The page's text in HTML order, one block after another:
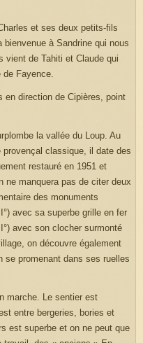
et ses deux petits-fils
à Sandrine qui nous
vient de Tahiti et Claude qui
Fayence.
en direction de Cipières, point
la vallée du Loup. Au
classique, il date des
restauré en 1951 et
ne manquera pas de citer deux
des monuments
avec sa superbe grille en fer
avec son clocher surmonté
on découvre également
se promenant dans ses ruelles
marche. Le sentier est
entre bergeries, bories et
est superbe et on ne peut que